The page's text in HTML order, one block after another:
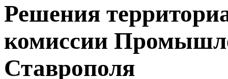
Решения
комиссии
Ставрополя